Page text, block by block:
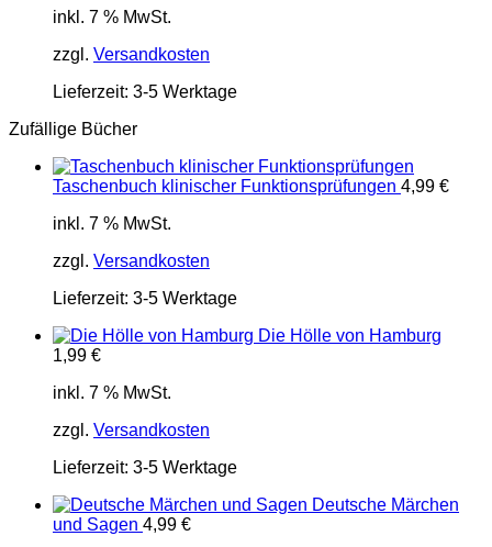
inkl. 7 % MwSt.
zzgl. Versandkosten
Lieferzeit: 3-5 Werktage
Zufällige Bücher
Taschenbuch klinischer Funktionsprüfungen 4,99 €
inkl. 7 % MwSt.
zzgl. Versandkosten
Lieferzeit: 3-5 Werktage
Die Hölle von Hamburg
1,99 €
inkl. 7 % MwSt.
zzgl. Versandkosten
Lieferzeit: 3-5 Werktage
Deutsche Märchen
und Sagen 4,99 €